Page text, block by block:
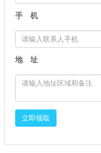
手 机
地 址
立即领取